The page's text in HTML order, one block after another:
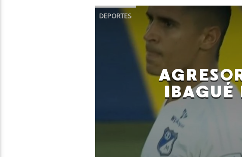
DEPORTES
IBAGUÉ